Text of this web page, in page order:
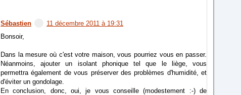
Sébastien
11 décembre 2011 à 19:31
Bonsoir,
Dans la mesure où c'est votre maison, vous pourriez vous en passer.
Néanmoins, ajouter un isolant phonique tel que le liège, vous
permettra également de vous préserver des problèmes d'humidité, et
d'éviter un gondolage.
En conclusion, donc, oui, je vous conseille (modestement :-) de